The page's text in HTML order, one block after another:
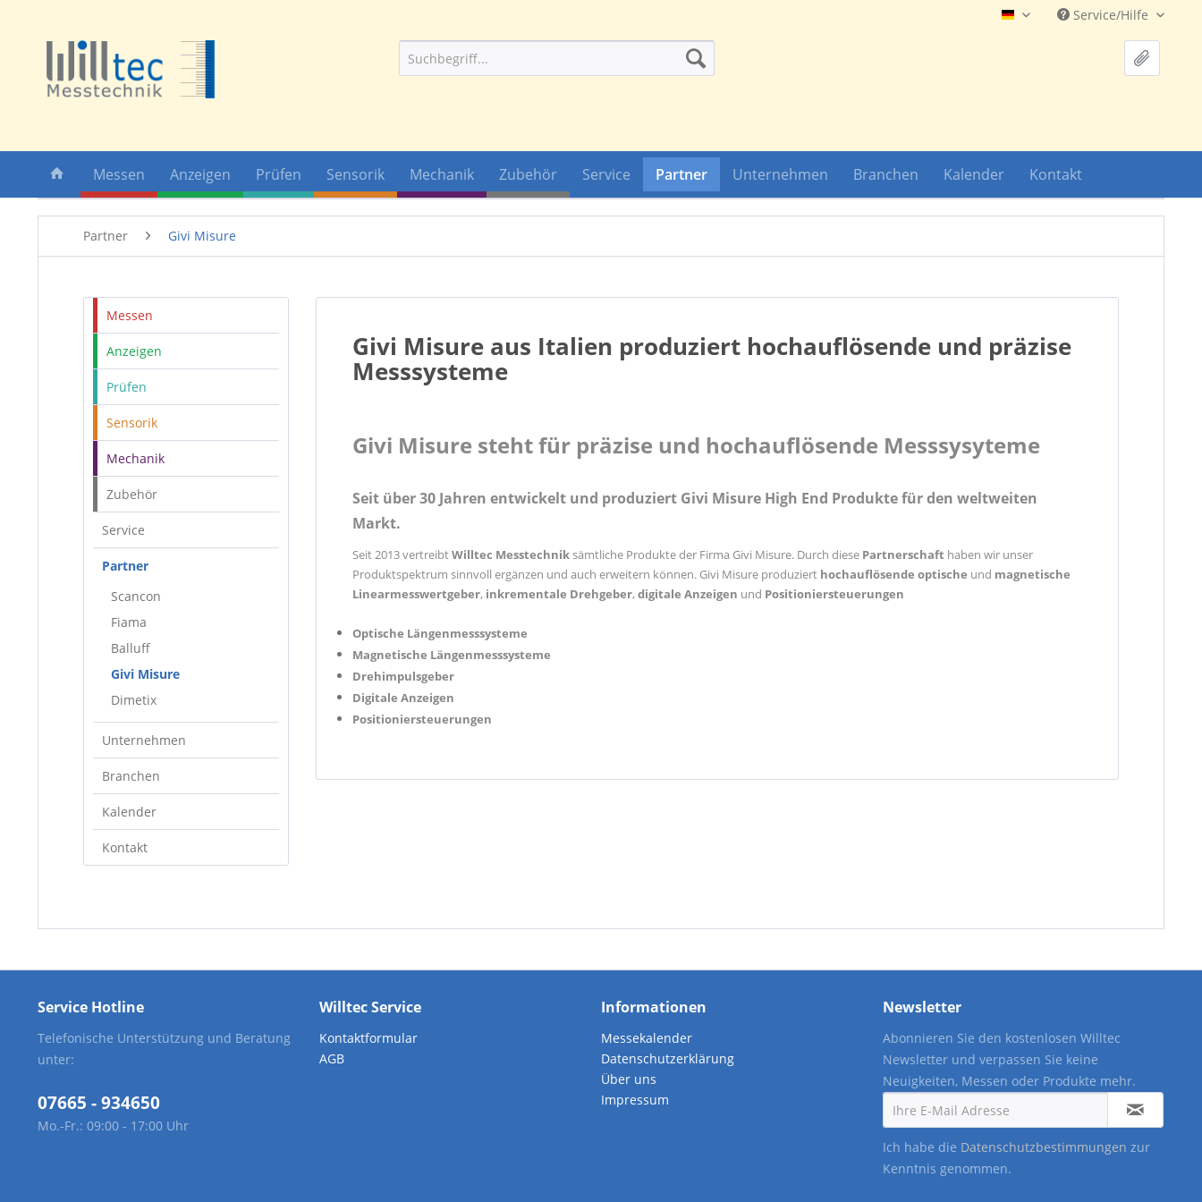
Hauptshop Deutsch
Service/Hilfe
Messen Anzeigen Prüfen Sensorik Mechanik Zubehör Service Partner Unternehmen Branchen Kalender Kontakt
Partner Givi Misure
Messen
Anzeigen
Prüfen
Sensorik
Mechanik
Zubehör
Service
Partner
Scancon
Fiama
Balluff
Givi Misure
Dimetix
Unternehmen
Branchen
Kalender
Kontakt
Givi Misure aus Italien produziert hochauflösende und präzise
Messsysteme
Givi Misure steht für präzise und hochauflösende Messsysyteme
Seit über 30 Jahren entwickelt und produziert Givi Misure High End Produkte für den weltweiten
Markt.
Seit 2013 vertreibtWilltec Messtechniksämtliche Produkte der Firma Givi Misure. Durch diese Partnerschaft haben wir unser
Produktspektrum sinnvoll ergänzen und auch erweitern können. Givi Misure produziert hochauflösende optische und magnetische
Linearmesswertgeber, inkrementale Drehgeber, digitale Anzeigen und Positioniersteuerungen
Optische Längenmesssysteme
Magnetische Längenmesssysteme
Drehimpulsgeber
Digitale Anzeigen
Positioniersteuerungen
Service Hotline
Telefonische Unterstützung und Beratung
unter:
07665 - 934650
Mo.-Fr.: 09:00 - 17:00 Uhr
Willtec Service
Kontaktformular
AGB
Informationen
Messekalender
Datenschutzerklärung
Über uns
Impressum
Newsletter
Abonnieren Sie den kostenlosen Willtec
Newsletter und verpassen Sie keine
Neuigkeiten, Messen oder Produkte mehr.
Ich habe die Datenschutzbestimmungen zur
Kenntnis genommen.